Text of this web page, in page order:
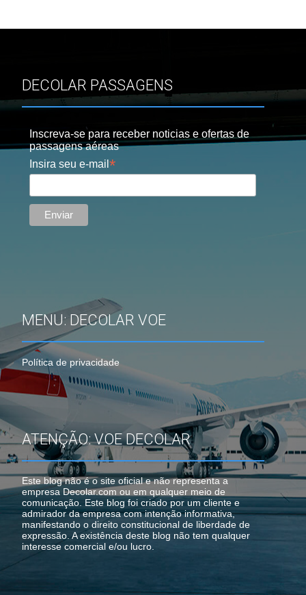
DECOLAR PASSAGENS
Inscreva-se para receber noticias e ofertas de
passagens aéreas
Insira seu e-mail*
MENU: DECOLAR VOE
Política de privacidade
ATENÇÃO: VOE DECOLAR
Este blog não é o site oficial e não representa a
empresa Decolar.com ou em qualquer meio de
comunicação. Este blog foi criado por um cliente e
admirador da empresa com intenção informativa,
manifestando o direito constitucional de liberdade de
expressão. A existência deste blog não tem qualquer
interesse comercial e/ou lucro.